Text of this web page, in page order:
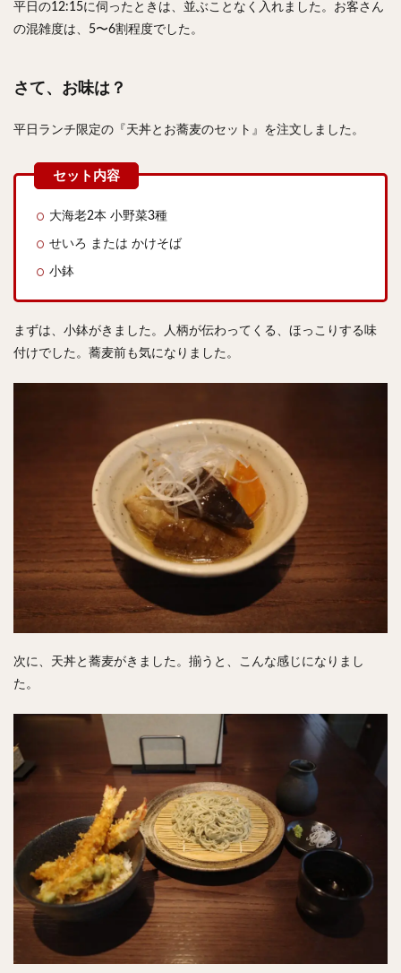
平日の12:15に伺ったときは、並ぶことなく入れました。お客さん
の混雑度は、5〜6割程度でした。
さて、お味は？
平日ランチ限定の『天丼とお蕎麦のセット』を注文しました。
大海老2本 小野菜3種
せいろ または かけそば
小鉢
まずは、小鉢がきました。人柄が伝わってくる、ほっこりする味
付けでした。蕎麦前も気になりました。
次に、天丼と蕎麦がきました。揃うと、こんな感じになりまし
た。